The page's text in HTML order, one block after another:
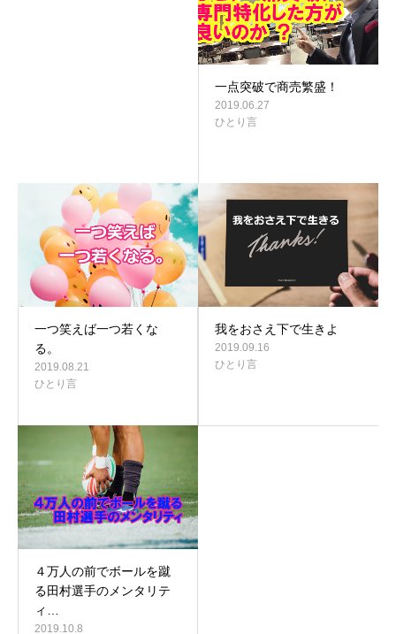
一点突破で商売繁盛！
2019.06.27
ひとり言
一つ笑えば一つ若くな
る。
2019.08.21
ひとり言
我をおさえ下で生きよ
2019.09.16
ひとり言
４万人の前でボールを蹴
る田村選手のメンタリテ
ィ…
2019.10.8